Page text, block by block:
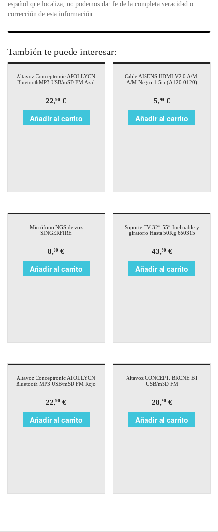
español que localiza, no podemos dar fe de la completa veracidad o
corrección de esta información.
También te puede interesar:
Altavoz Conceptronic APOLLYON
BluetoothMP3 USB/mSD FM Azul
22,90 €
Añadir al carrito
Cable AISENS HDMI V2.0 A/M-
A/M Negro 1.5m (A120-0120)
5,90€
Añadir al carrito
Micrófono NGS de voz
SINGERFIRE
8,90 €
Añadir al carrito
Soporte TV 32″-55″ Inclinable y
giratorio Hasta 50Kg 650315
43,90€
Añadir al carrito
Altavoz Conceptronic APOLLYON
Bluetooth MP3 USB/mSD FM Rojo
22,90 €
Añadir al carrito
Altavoz CONCEPT. BRONE BT
USB/mSD FM
28,90€
Añadir al carrito